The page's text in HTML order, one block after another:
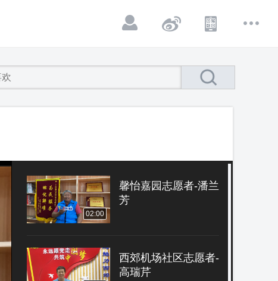
02:00
馨怡嘉园志愿者-潘兰
芳
西郊机场社区志愿者-
高瑞芹